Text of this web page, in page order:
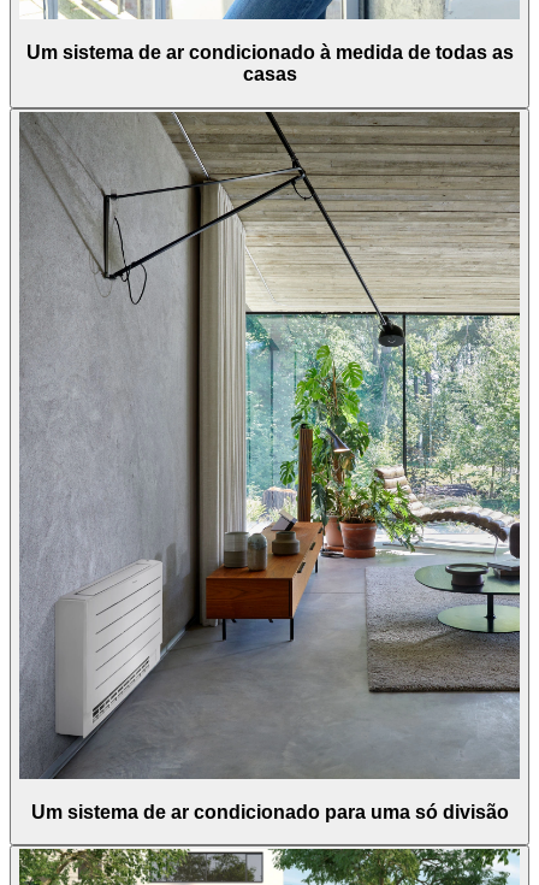
Um sistema de ar condicionado à medida de todas as
casas
Um sistema de ar condicionado para uma só divisão